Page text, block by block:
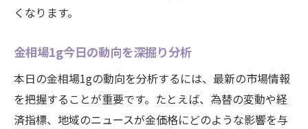
くなります。
金相場1g今日の動向を深掘り分析
本日の金相場1gの動向を分析するには、最新の市場情報
を把握することが重要です。たとえば、為替の変動や経
済指標、地域のニュースが金価格にどのような影響を与